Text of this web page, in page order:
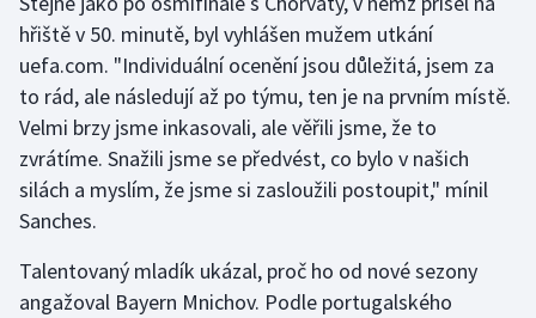
Stolní tenis
Triatlon
Veslování
Vodní slalom
Ostatní
hřiště v 50. minutě, byl vyhlášen mužem utkání
uefa.com. "Individuální ocenění jsou důležitá, jsem za
to rád, ale následují až po týmu, ten je na prvním místě.
Velmi brzy jsme inkasovali, ale věřili jsme, že to
zvrátíme. Snažili jsme se předvést, co bylo v našich
silách a myslím, že jsme si zasloužili postoupit," mínil
Sanches.
Talentovaný mladík ukázal, proč ho od nové sezony
angažoval Bayern Mnichov. Podle portugalského